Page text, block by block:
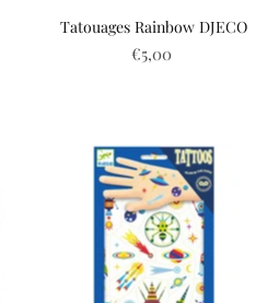
Tatouages Rainbow DJECO
€5,00